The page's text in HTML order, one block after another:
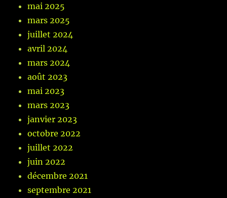
mai 2025
mars 2025
juillet 2024
avril 2024
mars 2024
août 2023
mai 2023
mars 2023
janvier 2023
octobre 2022
juillet 2022
juin 2022
décembre 2021
septembre 2021